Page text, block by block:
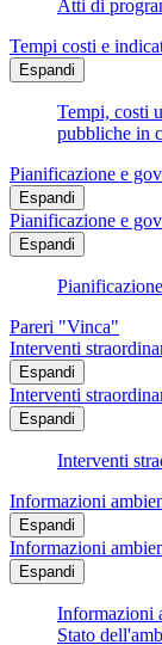
Atti di
Tempi costi e
Espandi
Tempi, costi
pubbliche in
Pianificazione e
Espandi
Pianificazione e
Espandi
Pareri "Vinca"
Interventi
Espandi
Interventi
Espandi
Interventi
Informazioni
Espandi
Informazioni
Espandi
Informazioni
Stato